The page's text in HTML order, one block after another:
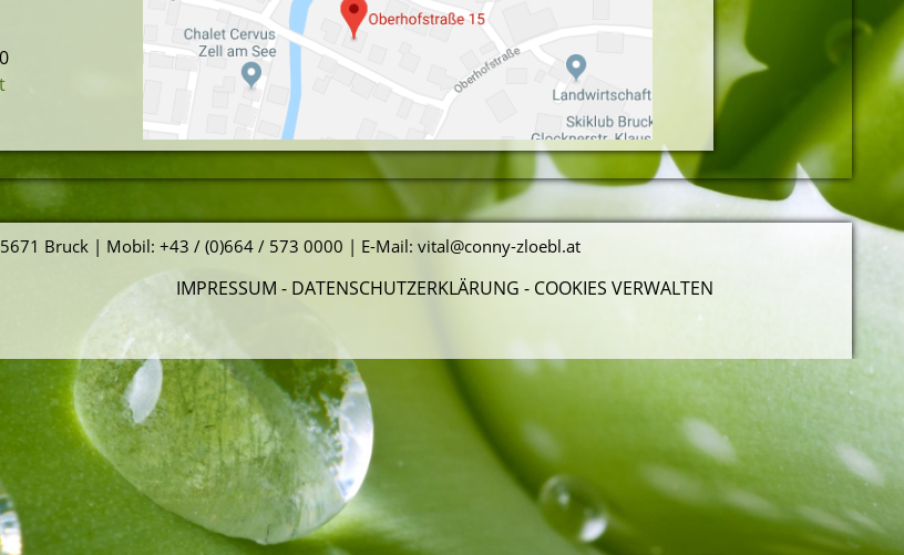
Bruck | Mobil: +43 / (0)664 / 573 0000 | E-Mail: vital@conny-zloebl.at
IMPRESSUM - DATENSCHUTZERKLÄRUNG - COOKIES VERWALTEN